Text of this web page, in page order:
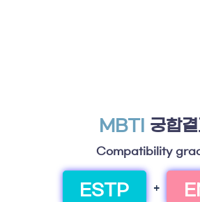
MBTI 궁합
Compatibility
ESTP +